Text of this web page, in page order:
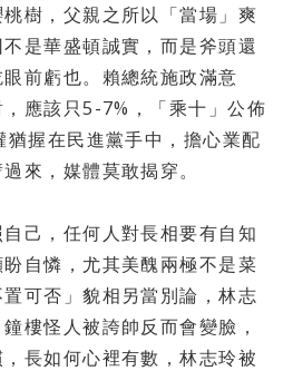
樹，父親之所以「當場」爽
是華盛頓誠實，而是斧頭還
前虧也。賴總統施政滿意
，應該只5-7%，「乘十」公佈
握在民進黨手中，擔心業配
來，媒體莫敢揭穿。
己，任何人對長相要有自知
自憐，尤其美醜兩極不是菜
可否」貌相另當別論，林志
樓怪人被誇帥反而會變臉，
長如何心裡有數，林志玲被